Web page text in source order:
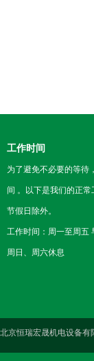
工作时间
为了避免不必要的等待
间 。以下是我们的正
节假日除外。
工作时间：周一至周五
周日、周六休息
北京恒瑞宏晟机电设备有